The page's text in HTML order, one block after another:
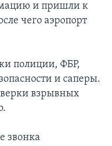
и пришли к
чего аэропорт
полиции, ФБР,
и саперы.
взрывных
звонка